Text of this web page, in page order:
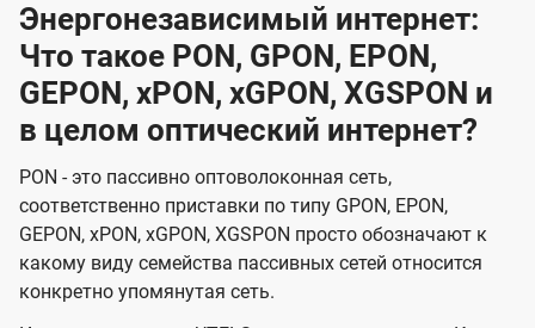
Энергонезависимый интернет:
Что такое PON, GPON, EPON,
GEPON, xPON, xGPON, XGSPON и
в целом оптический интернет?
PON - это пассивно оптоволоконная сеть,
соответственно приставки по типу GPON, EPON,
GEPON, xPON, xGPON, XGSPON просто обозначают к
какому виду семейства пассивных сетей относится
конкретно упомянутая сеть.